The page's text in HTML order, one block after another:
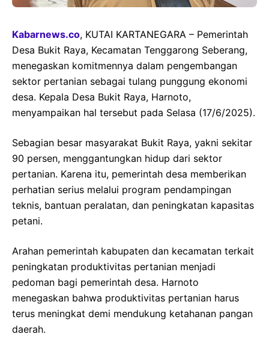
Kabarnews.co, KUTAI KARTANEGARA – Pemerintah
Desa Bukit Raya, Kecamatan Tenggarong Seberang,
menegaskan komitmennya dalam pengembangan
sektor pertanian sebagai tulang punggung ekonomi
desa. Kepala Desa Bukit Raya, Harnoto,
menyampaikan hal tersebut pada Selasa (17/6/2025).
Sebagian besar masyarakat Bukit Raya, yakni sekitar
90 persen, menggantungkan hidup dari sektor
pertanian. Karena itu, pemerintah desa memberikan
perhatian serius melalui program pendampingan
teknis, bantuan peralatan, dan peningkatan kapasitas
petani.
Arahan pemerintah kabupaten dan kecamatan terkait
peningkatan produktivitas pertanian menjadi
pedoman bagi pemerintah desa. Harnoto
menegaskan bahwa produktivitas pertanian harus
terus meningkat demi mendukung ketahanan pangan
daerah.